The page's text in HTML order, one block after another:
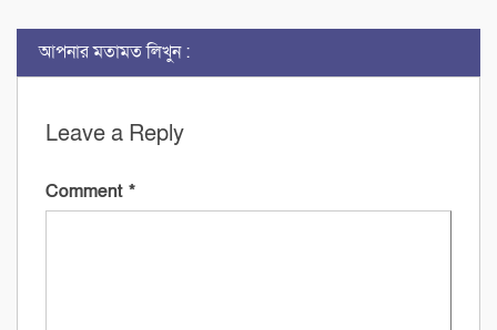
আপনার মতামত লিখুন :
Leave a Reply
Comment *